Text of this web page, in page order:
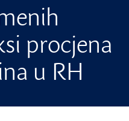
procjena
u RH